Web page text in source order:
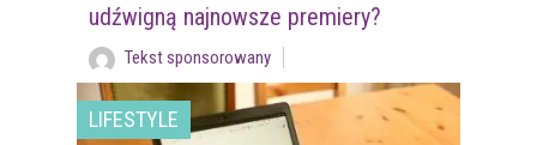
udźwigną najnowsze premiery?
Tekst sponsorowany
LIFESTYLE